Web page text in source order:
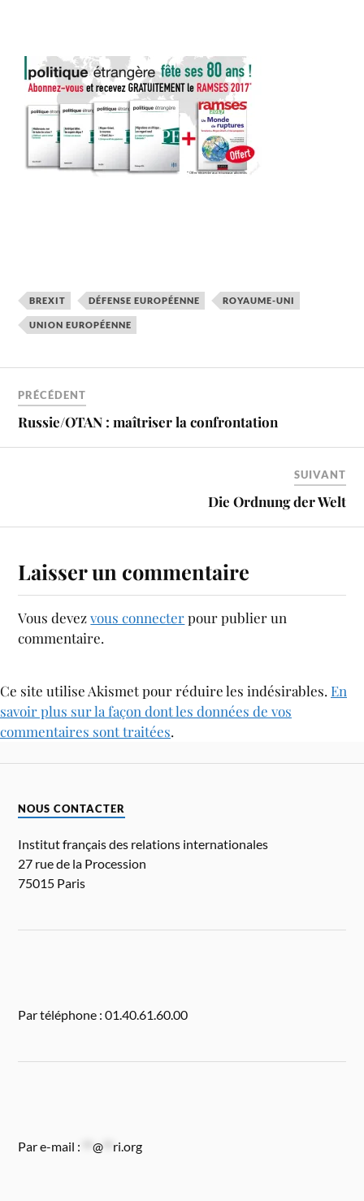
BREXIT DÉFENSE EUROPÉENNE ROYAUME-UNI
UNION EUROPÉENNE
PRÉCÉDENT
Russie/OTAN : maîtriser la confrontation
SUIVANT
Die Ordnung der Welt
Laisser un commentaire
Vous devezvous connecterpour publier un
commentaire.
Ce site utilise Akismet pour réduire les indésirables. En
savoir plus sur la façon dont les données de vos
commentaires sont traitées.
NOUS CONTACTER
Institut français des relations internationales
27 rue de la Procession
75015 Paris
Par téléphone : 01.40.61.60.00
Par e-mail : **@ ri.org